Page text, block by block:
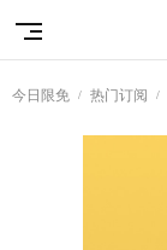
今日限免 热门订阅